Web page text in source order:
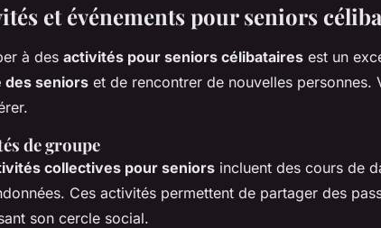
et événements pour seniors
à des activités pour seniors célibataires est un
des seniors et de rencontrer de nouvelles personnes.
de groupe
collectives pour seniors incluent des cours de
Ces activités permettent de partager des
son cercle social.